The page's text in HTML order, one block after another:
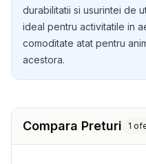
durabilitatii si usurintei de
ideal pentru activitatile in
comoditate atat pentru
acestora.
Compara Preturi 1